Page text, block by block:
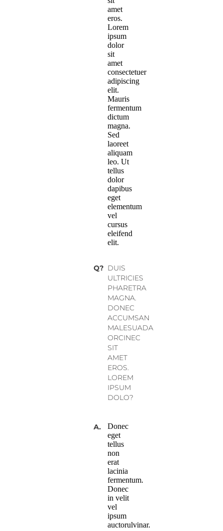
amet
eros.
Lorem
ipsum
dolor
sit
amet
consectetuer
adipiscing
elit.
Mauris
fermentum
dictum
magna.
Sed
laoreet
aliquam
leo. Ut
tellus
dolor
dapibus
eget
elementum
vel
cursus
eleifend
elit.
Q? DUIS
ULTRICIES
PHARETRA
MAGNA.
DONEC
ACCUMSAN
MALESUADA
ORCINEC
SIT
AMET
EROS.
LOREM
IPSUM
DOLO?
A.
Donec
eget
tellus
non
erat
lacinia
fermentum.
Donec
in velit
vel
ipsum
auctorulvinar.